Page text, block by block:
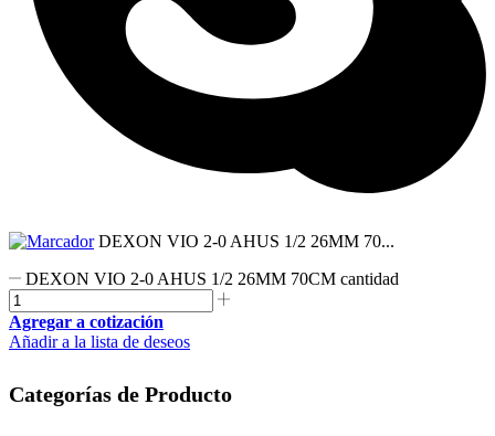
DEXON VIO 2-0 AHUS 1/2 26MM 70...
DEXON VIO 2-0 AHUS 1/2 26MM 70CM cantidad
Agregar a cotización
Añadir a la lista de deseos
Categorías de Producto